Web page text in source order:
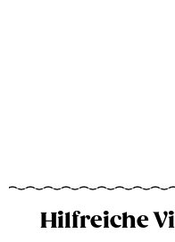
Hilfreiche